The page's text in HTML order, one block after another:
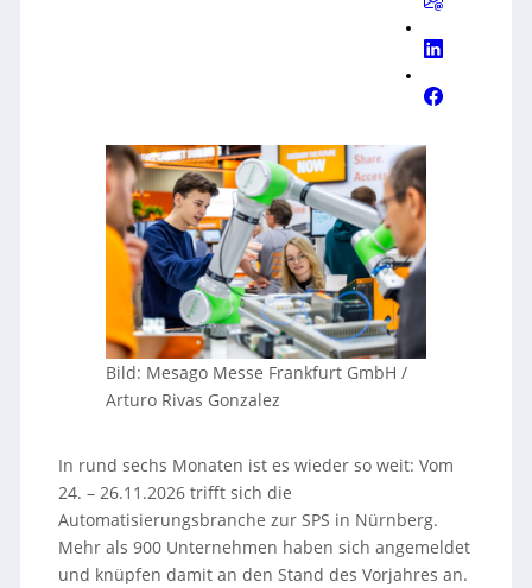
Bild: Mesago Messe Frankfurt GmbH /
Arturo Rivas Gonzalez
In rund sechs Monaten ist es wieder so weit: Vom
24. – 26.11.2026 trifft sich die
Automatisierungsbranche zur SPS in Nürnberg.
Mehr als 900 Unternehmen haben sich angemeldet
und knüpfen damit an den Stand des Vorjahres an.